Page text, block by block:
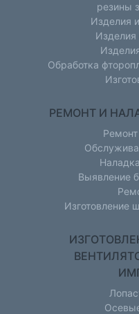
резины
Изделия
Изделия
Обработка
РЕМОНТ И
Выявление
Изготовление